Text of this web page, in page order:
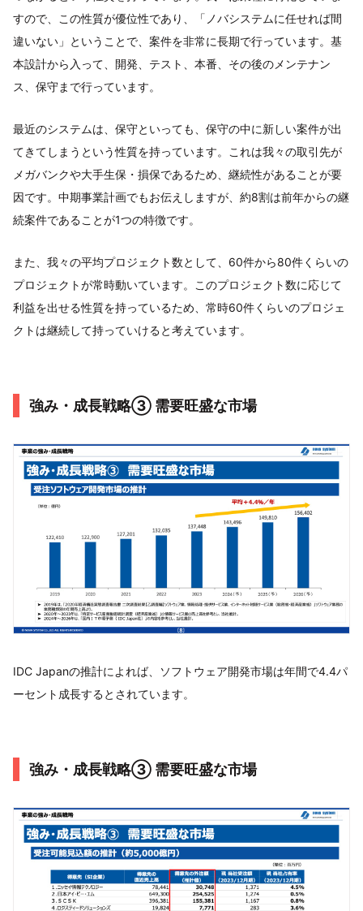
すので、この性質が優位性であり、「ノバシステムに任せれば間
違いない」ということで、案件を非常に長期で行っています。基
本設計から入って、開発、テスト、本番、その後のメンテナン
ス、保守まで行っています。
最近のシステムは、保守といっても、保守の中に新しい案件が出
てきてしまうという性質を持っています。これは我々の取引先が
メガバンクや大手生保・損保であるため、継続性があることが要
因です。中期事業計画でもお伝えしますが、約8割は前年からの継
続案件であることが1つの特徴です。
また、我々の平均プロジェクト数として、60件から80件くらいの
プロジェクトが常時動いています。このプロジェクト数に応じて
利益を出せる性質を持っているため、常時60件くらいのプロジェ
クトは継続して持っていけると考えています。
強み・成長戦略③ 需要旺盛な市場
IDC Japanの推計によれば、ソフトウェア開発市場は年間で4.4パ
ーセント成長するとされています。
強み・成長戦略③ 需要旺盛な市場